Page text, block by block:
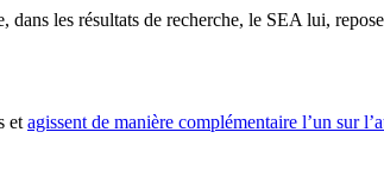
les résultats de recherche, le SEA lui,
etagissent de manière complémentaire l’un sur